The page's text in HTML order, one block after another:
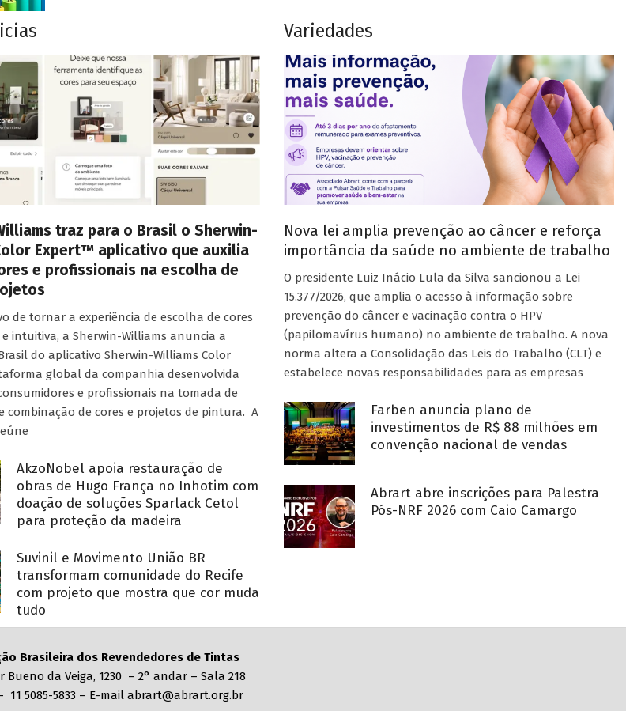
traz para o Brasil o Sherwin-
Expert™ aplicativo que auxilia
e profissionais na escolha de
de tornar a experiência de escolha de cores
e intuitiva, a Sherwin-Williams anuncia a
do aplicativo Sherwin-Williams Color
global da companhia desenvolvida
e profissionais na tomada de
combinação de cores e projetos de pintura. A
AkzoNobel apoia restauração de
obras de Hugo França no Inhotim com
doação de soluções Sparlack Cetol
para proteção da madeira
Suvinil e Movimento União BR
transformam comunidade do Recife
com projeto que mostra que cor muda
tudo
Variedades
Nova lei amplia prevenção ao câncer e reforça
importância da saúde no ambiente de trabalho
O presidente Luiz Inácio Lula da Silva sancionou a Lei
15.377/2026, que amplia o acesso à informação sobre
prevenção do câncer e vacinação contra o HPV
(papilomavírus humano) no ambiente de trabalho. A nova
norma altera a Consolidação das Leis do Trabalho (CLT) e
estabelece novas responsabilidades para as empresas
Farben anuncia plano de
investimentos de R$ 88 milhões em
convenção nacional de vendas
Abrart abre inscrições para Palestra
Pós-NRF 2026 com Caio Camargo
Brasileira dos Revendedores de Tintas
Bueno da Veiga, 1230 – 2° andar – Sala 218
11 5085-5833 – E-mail abrart@abrart.org.br